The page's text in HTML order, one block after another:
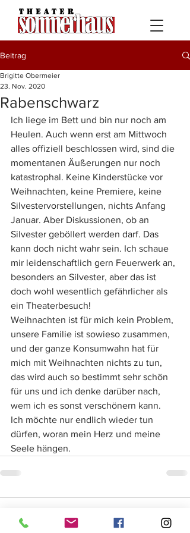
Beitrag
Rabenschwarz
Brigitte Obermeier
23. Nov. 2020
Ich liege im Bett und bin nur noch am
Heulen. Auch wenn erst am Mittwoch
alles offiziell beschlossen wird, sind die
momentanen Äußerungen nur noch
katastrophal. Keine Kinderstücke vor
Weihnachten, keine Premiere, keine
Silvestervorstellungen, nichts Anfang
Januar. Aber Diskussionen, ob an
Silvester geböllert werden darf. Das
kann doch nicht wahr sein. Ich schaue
mir leidenschaftlich gern Feuerwerk an,
besonders an Silvester, aber das ist
doch wohl wesentlich gefährlicher als
ein Theaterbesuch!
Weihnachten ist für mich kein Problem,
unsere Familie ist sowieso zusammen,
und der ganze Konsumwahn hat für
mich mit Weihnachten nichts zu tun,
das wird auch so bestimmt sehr schön
für uns und ich denke darüber nach,
wem ich es sonst verschönern kann.
Ich möchte nur endlich wieder tun
dürfen, woran mein Herz und meine
Seele hängen.